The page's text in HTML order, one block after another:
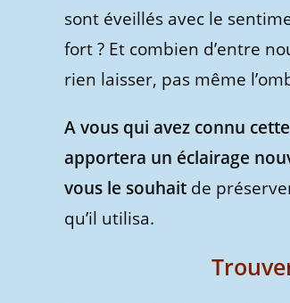
sont éveillés avec le
fort ? Et combien d’entre
rien laisser, pas même
A vous qui avez connu
apportera un éclairage
vous le souhait de
qu’il utilisa.